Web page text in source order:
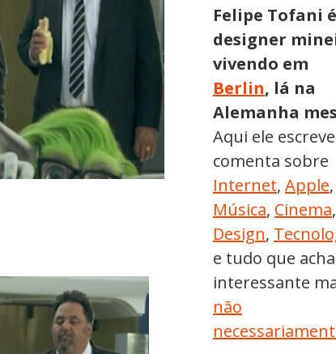
Felipe Tofani
designer
vivendo em
Berlin, lá na
Alemanha
Aqui ele
comenta sobre
Internet, Apple,
Música, Cinema,
Design,
e tudo que acha
interessante
não